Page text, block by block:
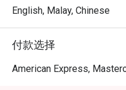
螃蟹，琳琅满目。
优质肉品，即点即切。
・马来西亚风味精选 | 千
四溢的沙爹及其他在地美
English, Malay, Chinese
付款选择
American Express,